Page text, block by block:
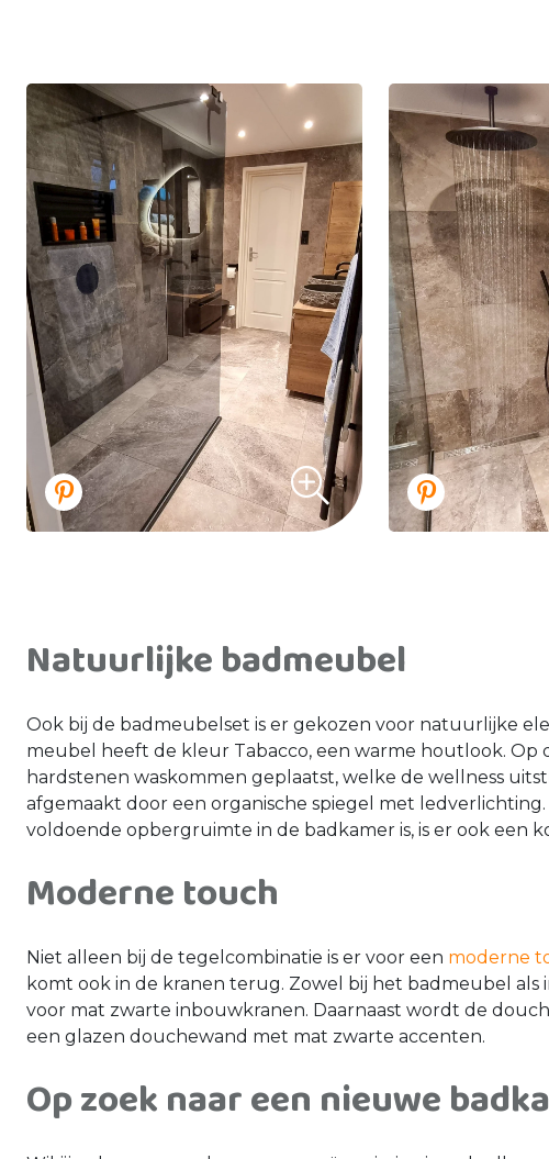
Natuurlijke badmeubel
Ook bij de badmeubelset is er gekozen voor natuurlijke
meubel heeft de kleur Tabacco, een warme houtlook. Op
hardstenen waskommen geplaatst, welke de wellness
afgemaakt door een organische spiegel met
voldoende opbergruimte in de badkamer is, is er ook een
Moderne touch
Niet alleen bij de tegelcombinatie is er voor een moderne
komt ook in de kranen terug. Zowel bij het badmeubel
voor mat zwarte inbouwkranen. Daarnaast wordt de
een glazen douchewand met mat zwarte accenten.
Op zoek naar een nieuwe